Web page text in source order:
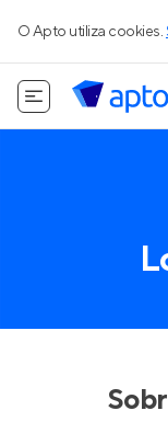
O Apto utiliza cookies.